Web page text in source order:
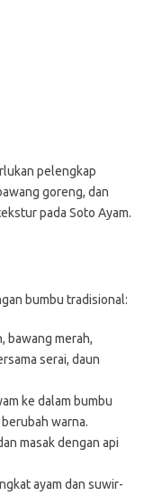
pelengkap
goreng, dan
pada Soto Ayam.
bumbu tradisional:
bawang merah,
serai, daun
ke dalam bumbu
warna.
masak dengan api
ayam dan suwir-